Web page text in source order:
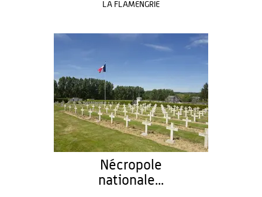
LA FLAMENGRIE
Nécropole
nationale...